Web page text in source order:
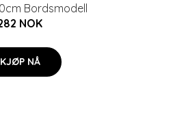
Bordsmodell
NOK
KJØP NÅ